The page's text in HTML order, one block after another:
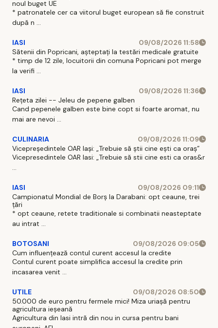
noul buget UE
* patronatele cer ca viitorul buget european să fie construit
după n ...
IASI
09/08/2026 11:58
Sătenii din Popricani, așteptați la testări medicale gratuite
* timp de 12 zile, locuitorii din comuna Popricani pot merge
la verifi ...
IASI
09/08/2026 11:36
Rețeta zilei -- Jeleu de pepene galben
Cand pepenele galben este bine copt si foarte aromat, nu
mai are nevoi ...
CULINARIA
09/08/2026 11:09
Vicepreședintele OAR Iași: „Trebuie să știi cine ești ca oraș”
Vicepresedintele OAR Iasi: „Trebuie să stii cine esti ca oras&r
...
IASI
09/08/2026 09:11
Campionatul Mondial de Borș la Darabani: opt ceaune, trei
țări
* opt ceaune, retete traditionale si combinatii neasteptate
au intrat ...
BOTOSANI
09/08/2026 09:05
Cum influențează contul curent accesul la credite
Contul curent poate simplifica accesul la credite prin
incasarea venit ...
UTILE
09/08/2026 08:50
50.000 de euro pentru fermele mici! Miza uriașă pentru
agricultura ieșeană
Agricultura din Iasi intră din nou in cursa pentru bani